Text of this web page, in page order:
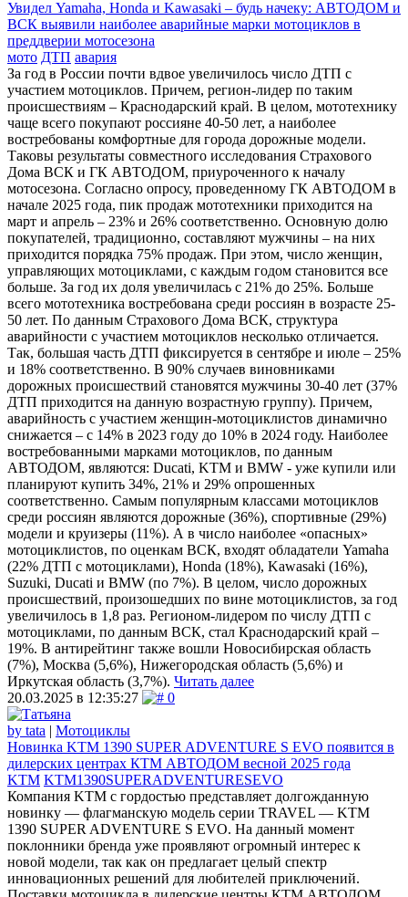
Увидел Yamaha, Honda и Kawasaki – будь начеку: АВТОДОМ и
ВСК выявили наиболее аварийные марки мотоциклов в
преддверии мотосезона
мото ДТП авария
За год в России почти вдвое увеличилось число ДТП с
участием мотоциклов. Причем, регион-лидер по таким
происшествиям – Краснодарский край. В целом, мототехнику
чаще всего покупают россияне 40-50 лет, а наиболее
востребованы комфортные для города дорожные модели.
Таковы результаты совместного исследования Страхового
Дома ВСК и ГК АВТОДОМ, приуроченного к началу
мотосезона. Согласно опросу, проведенному ГК АВТОДОМ в
начале 2025 года, пик продаж мототехники приходится на
март и апрель – 23% и 26% соответственно. Основную долю
покупателей, традиционно, составляют мужчины – на них
приходится порядка 75% продаж. При этом, число женщин,
управляющих мотоциклами, с каждым годом становится все
больше. За год их доля увеличилась с 21% до 25%. Больше
всего мототехника востребована среди россиян в возрасте 25-
50 лет. По данным Страхового Дома ВСК, структура
аварийности с участием мотоциклов несколько отличается.
Так, большая часть ДТП фиксируется в сентябре и июле – 25%
и 18% соответственно. В 90% случаев виновниками
дорожных происшествий становятся мужчины 30-40 лет (37%
ДТП приходится на данную возрастную группу). Причем,
аварийность с участием женщин-мотоциклистов динамично
снижается – с 14% в 2023 году до 10% в 2024 году. Наиболее
востребованными марками мотоциклов, по данным
АВТОДОМ, являются: Ducati, KTM и BMW - уже купили или
планируют купить 34%, 21% и 29% опрошенных
соответственно. Самым популярным классами мотоциклов
среди россиян являются дорожные (36%), спортивные (29%)
модели и круизеры (11%). А в число наиболее «опасных»
мотоциклистов, по оценкам ВСК, входят обладатели Yamaha
(22% ДТП с мотоциклами), Honda (18%), Kawasaki (16%),
Suzuki, Ducati и BMW (по 7%). В целом, число дорожных
происшествий, произошедших по вине мотоциклистов, за год
увеличилось в 1,8 раз. Регионом-лидером по числу ДТП с
мотоциклами, по данным ВСК, стал Краснодарский край –
19%. В антирейтинг также вошли Новосибирская область
(7%), Москва (5,6%), Нижегородская область (5,6%) и
Иркутская область (3,7%). Читать далее
20.03.2025 в 12:35:27
0
by tata | Мотоциклы
Новинка KTM 1390 SUPER ADVENTURE S EVO появится в
дилерских центрах КТМ АВТОДОМ весной 2025 года
KTM KTM1390SUPERADVENTURESEVO
Компания KTM с гордостью представляет долгожданную
новинку — флагманскую модель серии TRAVEL — KTM
1390 SUPER ADVENTURE S EVO. На данный момент
поклонники бренда уже проявляют огромный интерес к
новой модели, так как он предлагает целый спектр
инновационных решений для любителей приключений.